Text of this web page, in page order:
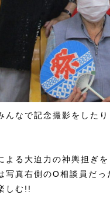
んなで記念撮影をした
よる大迫力の神輿担ぎを
写真右側のO相談員だっ
しむ!!